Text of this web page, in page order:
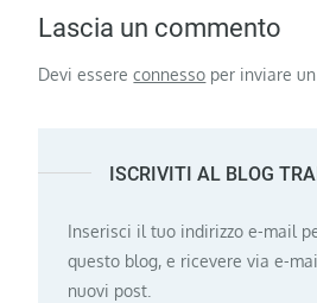
Lascia un commento
Devi essereconnesso per inviare
ISCRIVITI AL BLOG
Inserisci il tuo indirizzo e-mail
questo blog, e ricevere via e-
nuovi post.